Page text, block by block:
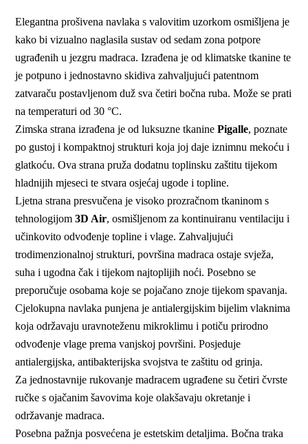
Elegantna prošivena navlaka s valovitim uzorkom osmišljena je
kako bi vizualno naglasila sustav od sedam zona potpore
ugrađenih u jezgru madraca. Izrađena je od klimatske tkanine te
je potpuno i jednostavno skidiva zahvaljujući patentnom
zatvaraču postavljenom duž sva četiri bočna ruba. Može se prati
na temperaturi od 30 °C.
Zimska strana izrađena je od luksuzne tkanine Pigalle, poznate
po gustoj i kompaktnoj strukturi koja joj daje iznimnu mekoću i
glatkoću. Ova strana pruža dodatnu toplinsku zaštitu tijekom
hladnijih mjeseci te stvara osjećaj ugode i topline.
Ljetna strana presvučena je visoko prozračnom tkaninom s
tehnologijom 3D Air, osmišljenom za kontinuiranu ventilaciju i
učinkovito odvođenje topline i vlage. Zahvaljujući
trodimenzionalnoj strukturi, površina madraca ostaje svježa,
suha i ugodna čak i tijekom najtoplijih noći. Posebno se
preporučuje osobama koje se pojačano znoje tijekom spavanja.
Cjelokupna navlaka punjena je antialergijskim bijelim vlaknima
koja održavaju uravnoteženu mikroklimu i potiču prirodno
odvođenje vlage prema vanjskoj površini. Posjeduje
antialergijska, antibakterijska svojstva te zaštitu od grinja.
Za jednostavnije rukovanje madracem ugrađene su četiri čvrste
ručke s ojačanim šavovima koje olakšavaju okretanje i
održavanje madraca.
Posebna pažnja posvećena je estetskim detaljima. Bočna traka